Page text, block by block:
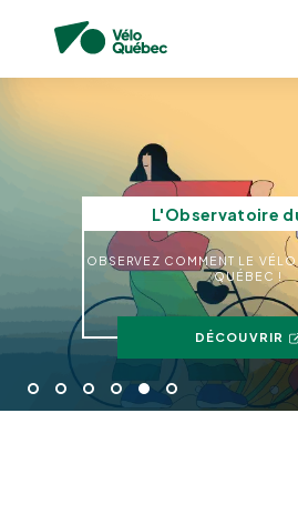
L'Observatoire
OBSERVEZ COMMENT LE VÉLO
QUÉBEC !
DÉCOUVRIR